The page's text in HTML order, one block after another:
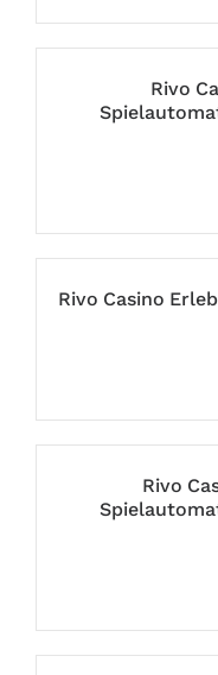
Rivo
Rivo Casino
Rivo